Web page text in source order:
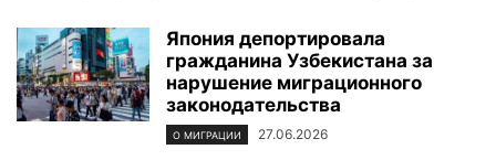
Япония депортировала
гражданина Узбекистана за
нарушение миграционного
законодательства
О МИГРАЦИИ 27.06.2026